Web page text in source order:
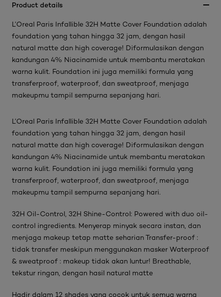
Product details
L’Oreal Paris Infallible 32H Matte Cover Foundation adalah
foundation yang tahan hingga 32 jam, dengan hasil
natural matte dan high coverage! Diformulasikan dengan
kandungan 4% Niacinamide untuk membantu meratakan
warna kulit. Foundation ini juga memiliki formula yang
transferproof, waterproof, dan sweatproof, menjaga
makeupmu tampil sempurna sepanjang hari.
L’Oreal Paris Infallible 32H Matte Cover Foundation adalah
foundation yang tahan hingga 32 jam, dengan hasil
natural matte dan high coverage! Diformulasikan dengan
kandungan 4% Niacinamide untuk membantu meratakan
warna kulit. Foundation ini juga memiliki formula yang
transferproof, waterproof, dan sweatproof, menjaga
makeupmu tampil sempurna sepanjang hari.
32H Oil-Control, 32H Shine-Control: Powered with duo oil-
control ingredients. Menyerap minyak secara instan, dan
menjaga makeup tetap matte seharian Transfer-proof :
tidak transfer meskipun menggunakan masker Waterproof
& sweatproof : makeup tidak akan luntur! Breathable,
tekstur ringan, dengan hasil natural matte
Hadir dalam 12 shades yang cocok untuk semua warna